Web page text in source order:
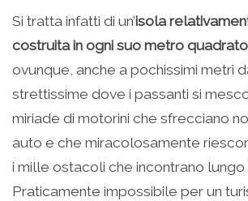
Si tratta infatti di un’isola
costruita in ogni suo metro quadrato
ovunque, anche a pochissimi metri
strettissime dove i passanti si
miriade di motorini che sfrecciano
auto e che miracolosamente
i mille ostacoli che incontrano lungo
Praticamente impossibile per un